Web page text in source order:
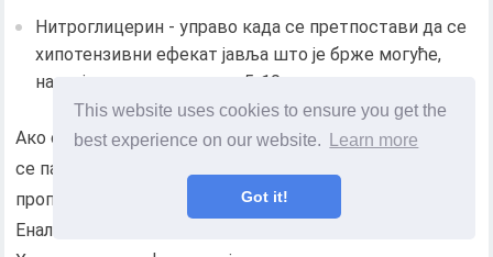
This website uses cookies to ensure you get the
best experience on our website.
Learn more
Got it!
Нитроглицерин - управо када се претпостави да се
хипотензивни ефекат јавља што је брже могуће,
настаје олакшање након 5-10 минута..
Ако се лечи компликована хипертензивна криза, онда
се пацијент смешта у болницу (то је предуслов!) И
прописују му се интравенске течности Есмолола,
Еналаприлата, Пропранолола, Лабеталола.